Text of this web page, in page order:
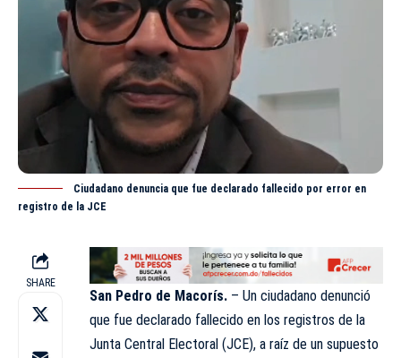
Ciudadano denuncia que fue declarado fallecido por error en
registro de la JCE
SHARE
San Pedro de Macorís. – Un ciudadano denunció
que fue declarado fallecido en los registros de la
Junta Central Electoral (JCE), a raíz de un supuesto